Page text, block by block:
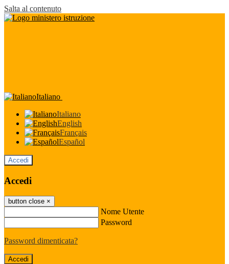
Salta al contenuto
Italiano
Italiano
English
Français
Español
Accedi
Accedi
button close ×
Nome Utente
Password
Password dimenticata?